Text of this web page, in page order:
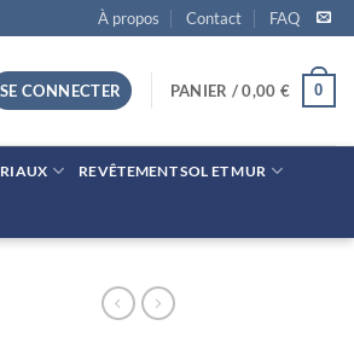
À propos Contact FAQ
SE CONNECTER PANIER /0,00 € 0
REVÊTEMENT SOL ET MUR